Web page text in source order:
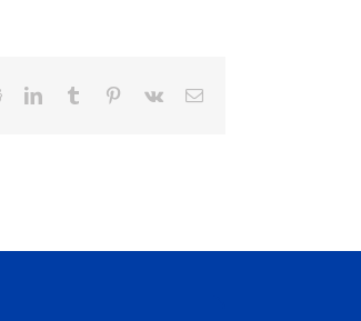
RedditLinkedInTumblr Pinterest
Vk Email: